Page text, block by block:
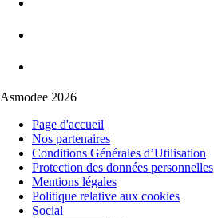
Asmodee 2026
Page d'accueil
Nos partenaires
Conditions Générales d’Utilisation
Protection des données personnelles
Mentions légales
Politique relative aux cookies
Social